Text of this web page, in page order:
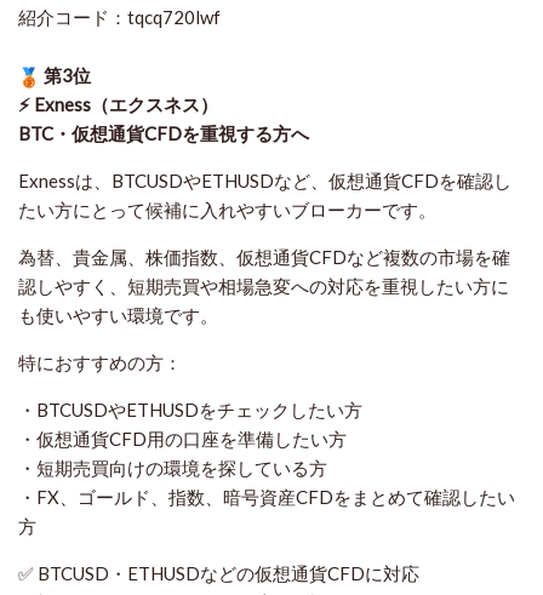
紹介コード：tqcq720lwf
第3位
⚡ Exness（エクスネス）
BTC・仮想通貨CFDを重視する方へ
Exnessは、BTCUSDやETHUSDなど、仮想通貨CFDを確認し
たい方にとって候補に入れやすいブローカーです。
為替、貴金属、株価指数、仮想通貨CFDなど複数の市場を確
認しやすく、短期売買や相場急変への対応を重視したい方に
も使いやすい環境です。
特におすすめの方：
・BTCUSDやETHUSDをチェックしたい方
・仮想通貨CFD用の口座を準備したい方
・短期売買向けの環境を探している方
・FX、ゴールド、指数、暗号資産CFDをまとめて確認したい
方
✅ BTCUSD・ETHUSDなどの仮想通貨CFDに対応